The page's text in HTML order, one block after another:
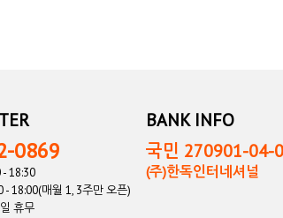
0869
18:30
- 18:00(매월 1, 3주만 오픈)
휴무
BANK INFO
국민 270901-04-
(주)한독인터네셔널